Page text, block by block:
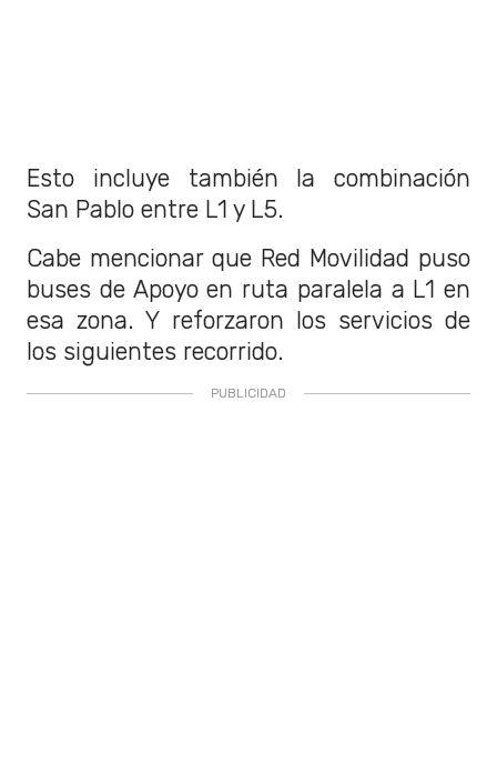
Esto incluye también la combinación
San Pablo entre L1 y L5.
Cabe mencionar que Red Movilidad puso
buses de Apoyo en ruta paralela a L1 en
esa zona. Y reforzaron los servicios de
los siguientes recorrido.